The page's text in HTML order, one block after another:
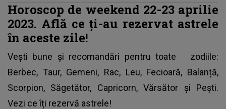
Horoscop de weekend 22-23 aprilie
2023. Află ce ți-au rezervat astrele
în aceste zile!
Vești bune și recomandări pentru toate zodiile:
Berbec, Taur, Gemeni, Rac, Leu, Fecioară, Balanță,
Scorpion, Săgetător, Capricorn, Vărsător și Pești.
Vezi ce îți rezervă astrele!